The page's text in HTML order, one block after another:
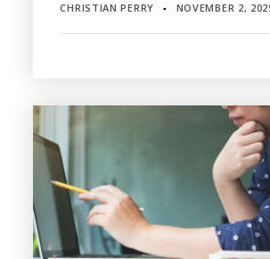
CHRISTIAN PERRY ▪ NOVEMBER 2,